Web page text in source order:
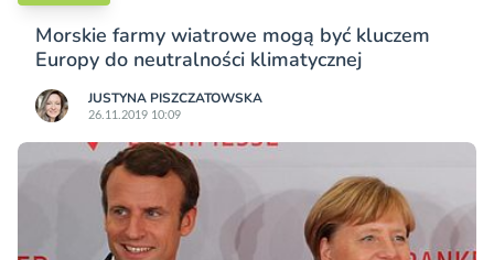
Morskie farmy wiatrowe mogą być kluczem
Europy do neutralności klimatycznej
JUSTYNA PISZCZATOWSKA
26.11.2019 10:09